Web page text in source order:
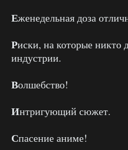
Еженедельная доза
Риски, на которые никто
индустрии.
Волшебство!
Интригующий сюжет.
Спасение аниме!